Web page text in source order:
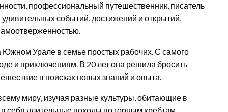
профессиональный путешественник, писатель
событий, достижений и открытий,
Урале в семье простых рабочих. С самого
и приключениям. В 20 лет она решила бросить
в поисках новых знаний и опыта.
миру, изучая разные культуры, обитающие в